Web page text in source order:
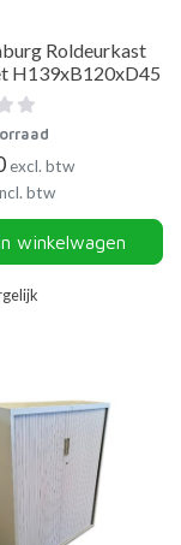
Roldeurkast
H139xB120xD45
excl. btw
btw
winkelwagen